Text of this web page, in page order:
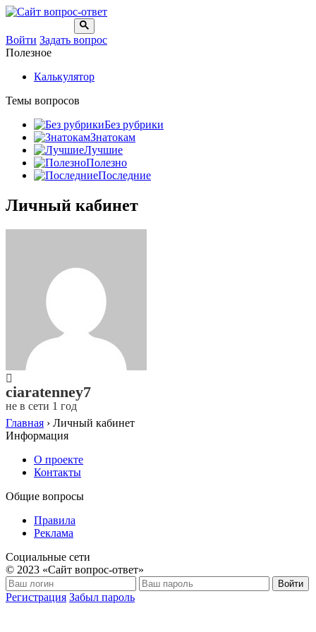
Войти Задать вопрос
Полезное
Калькулятор
Темы вопросов
Без рубрики
Знатокам
Лучшие
Полезно
Последние
Личный кабинет
ciaratenney7
не в сети 1 год
Главная › Личный кабинет
Информация
О проекте
Контакты
Общие вопросы
Правила
Реклама
Социальные сети
© 2023 «Сайт вопрос-ответ»
Войти
Регистрация Забыл пароль